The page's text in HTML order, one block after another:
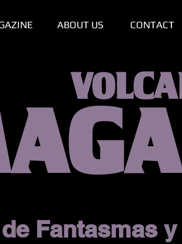
ABOUT US CONTACT
Fantasmas y